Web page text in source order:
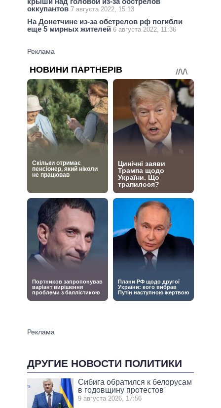
оккупантов 7 августа 2022, 15:13
На Донетчине из-за обстрелов рф погибли
еще 5 мирных жителей 6 августа 2022, 11:36
ДРУГИЕ НОВОСТИ ПОЛИТИКИ
Сибига обратился к белорусам
в годовщину протестов
9 августа 2026, 17:56